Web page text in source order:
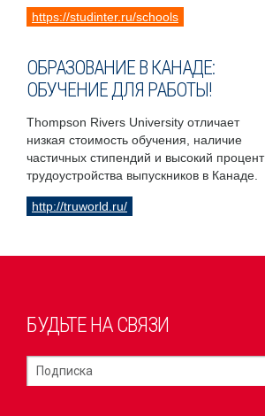
https://studinter.ru/schools
ОБРАЗОВАНИЕ В КАНАДЕ:
ОБУЧЕНИЕ ДЛЯ РАБОТЫ!
Thompson Rivers University отличает
низкая стоимость обучения, наличие
частичных стипендий и высокий процент
трудоустройства выпускников в Канаде.
http://truworld.ru/
БУДЬТЕ НА СВЯЗИ